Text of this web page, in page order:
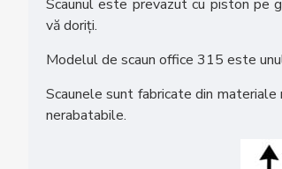
Scaunul este prevazut cu piston pe
vă doriți.
Modelul de scaun office 315 este
Scaunele sunt fabricate din
nerabatabile.